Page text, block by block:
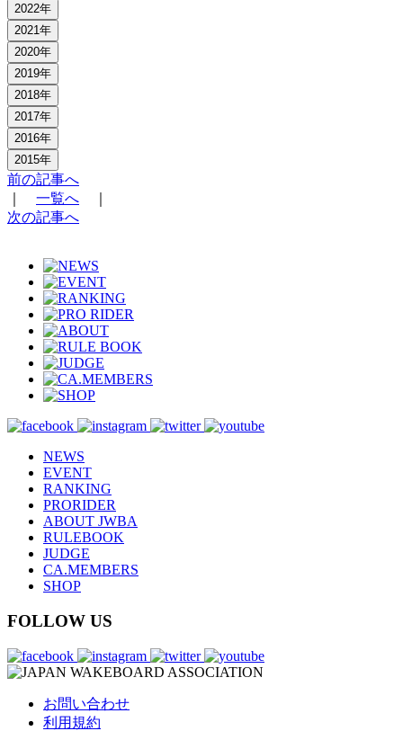
2022年
2021年
2020年
2019年
2018年
2017年
2016年
2015年
前の記事へ
一覧へ
次の記事へ
NEWS
EVENT
RANKING
PRORIDER
ABOUT JWBA
RULEBOOK
JUDGE
CA.MEMBERS
SHOP
FOLLOW US
お問い合わせ
利用規約